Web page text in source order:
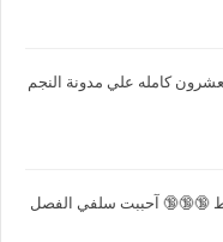
كامله علي مدونة النجم
🔞🔞🔞 آحببت سلفي الفصل